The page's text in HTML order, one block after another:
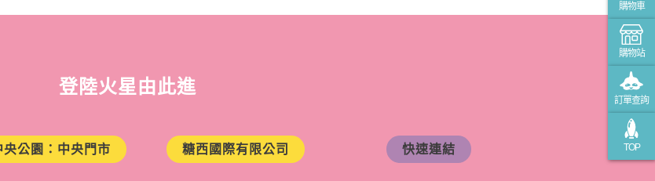
購物車
購物站
訂單查詢
TOP
登陸火星由此進
央公園：中央門市 糖西國際有限公司 快速連結